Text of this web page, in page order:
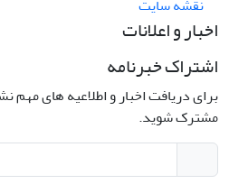
اخبار و اعلانات
اشتراک خبرنامه
برای دریافت اخبار و اطلاعیه های مهم
مشترک شوید.